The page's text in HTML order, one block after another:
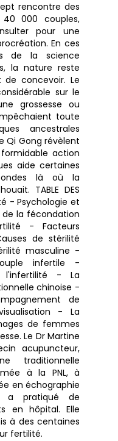
rencontre des
000 couples,
pour une
En ces
de la science
la nature reste
de concevoir. Le
sur le
grossesse ou
toute
ancestrales
Qi Gong révèlent
action
aide certaines
là où la
TABLE DES
- Psychologie et
la fécondation
- Facteurs
de stérilité
masculine -
infertile -
l'infertilité - La
chinoise -
de
- La
de femmes
Le Dr Martine
acupuncteur,
traditionnelle
à la PNL, à
en échographie
a pratiqué de
en hôpital. Elle
à des centaines
fertilité.